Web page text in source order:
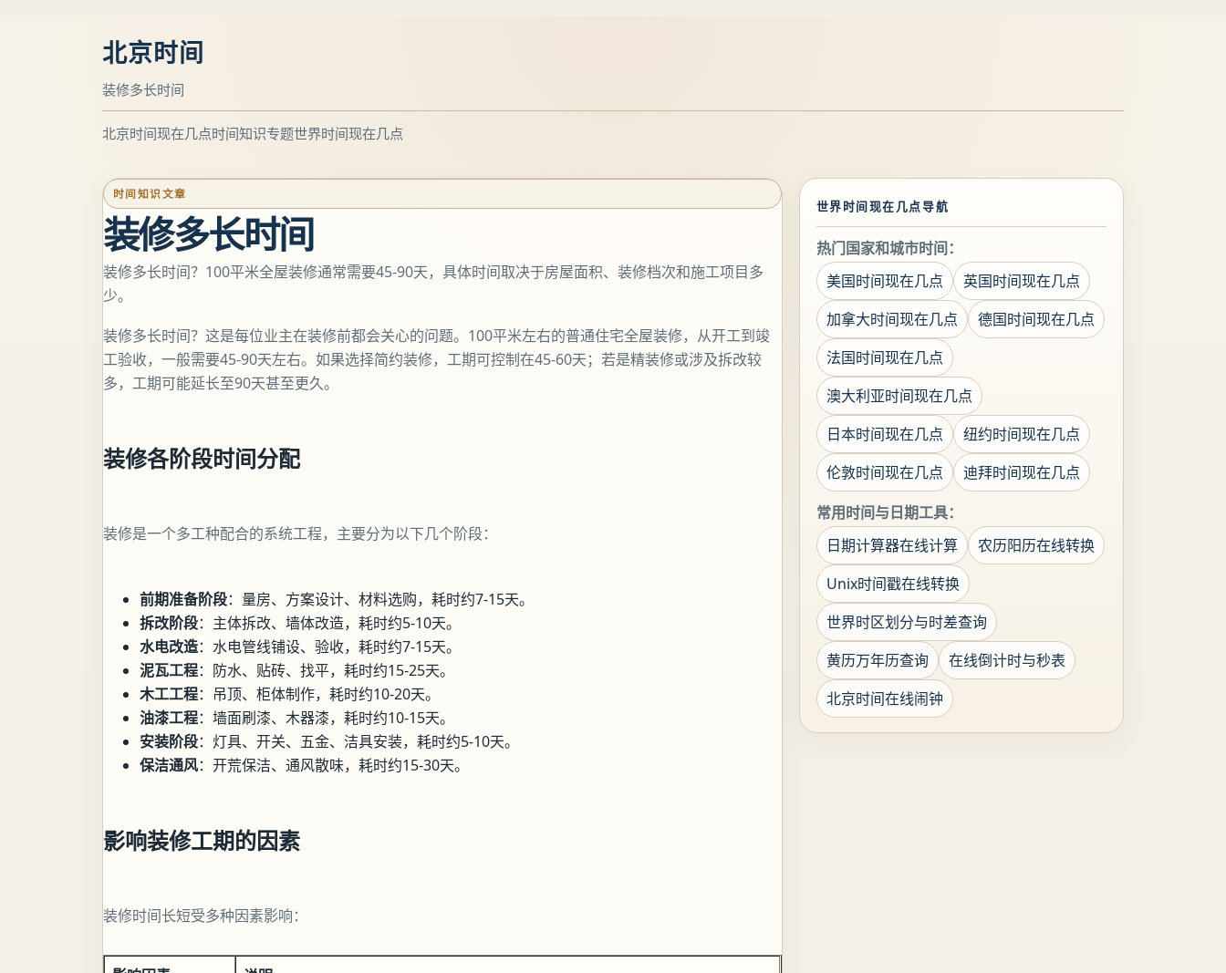
北京时间
装修多长时间
北京时间现在几点时间知识专题世界时间现在几点
时间知识文章
装修多长时间
装修多长时间？100平米全屋装修通常需要45-90天，具体时间取决于房屋面积、装修档次和施工项目多
少。
装修多长时间？这是每位业主在装修前都会关心的问题。100平米左右的普通住宅全屋装修，从开工到竣
工验收，一般需要45-90天左右。如果选择简约装修，工期可控制在45-60天；若是精装修或涉及拆改较
多，工期可能延长至90天甚至更久。
装修各阶段时间分配
装修是一个多工种配合的系统工程，主要分为以下几个阶段：
前期准备阶段：量房、方案设计、材料选购，耗时约7-15天。
拆改阶段：主体拆改、墙体改造，耗时约5-10天。
水电改造：水电管线铺设、验收，耗时约7-15天。
泥瓦工程：防水、贴砖、找平，耗时约15-25天。
木工工程：吊顶、柜体制作，耗时约10-20天。
油漆工程：墙面刷漆、木器漆，耗时约10-15天。
安装阶段：灯具、开关、五金、洁具安装，耗时约5-10天。
保洁通风：开荒保洁、通风散味，耗时约15-30天。
影响装修工期的因素
装修时间长短受多种因素影响：
世界时间现在几点导航
热门国家和城市时间：
美国时间现在几点
英国时间现在几点
加拿大时间现在几点
德国时间现在几点
法国时间现在几点
澳大利亚时间现在几点
日本时间现在几点
纽约时间现在几点
伦敦时间现在几点
迪拜时间现在几点
常用时间与日期工具：
日期计算器在线计算
农历阳历在线转换
Unix时间戳在线转换
世界时区划分与时差查询
黄历万年历查询
在线倒计时与秒表
北京时间在线闹钟